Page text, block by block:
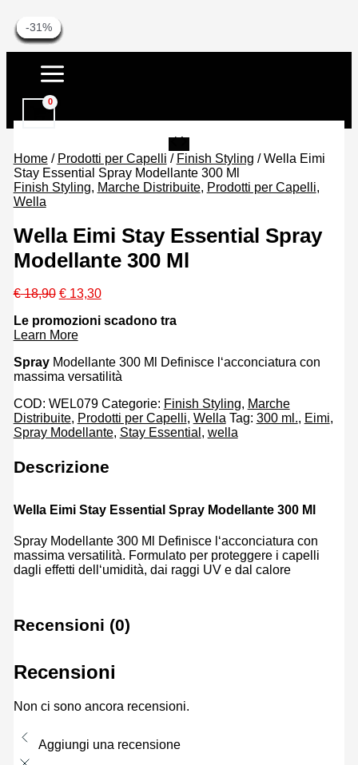
contenuto
-30%
Home/ Prodotti per Capelli / Finish Styling / Wella Eimi
Stay Essential Spray Modellante 300 Ml
Finish Styling, Marche Distribuite, Prodotti per Capelli,
Wella
Wella Eimi Stay Essential Spray
Modellante 300 Ml
€18,90 Il
originale
era:
€13,30Il
attuale
Le promozioni scadono tra
Learn More
SprayModellante 300 Ml Definisce l‘acconciatura con
massima versatilità
COD: WEL079 Categorie: Finish Styling, Marche
Distribuite, Prodotti per Capelli, Wella Tag: 300 ml., Eimi,
Spray Modellante, Stay Essential , wella
Descrizione
Wella Eimi Stay Essential Spray Modellante 300 Ml
Spray Modellante 300 Ml Definisce l‘acconciatura con
massima versatilità. Formulato per proteggere i capelli
dagli effetti dell‘umidità, dai raggi UV e dal calore
Recensioni (0)
Recensioni
Non ci sono ancora recensioni.
Aggiungi una recensione
-30%
-30%
-30%
-30%
-30%
-30%
-30%
-30%
-28%
-28%
-31%
-31%